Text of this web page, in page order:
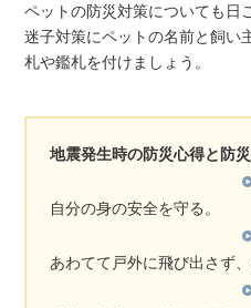
ペットの防災対策についても日
迷子対策にペットの名前と飼い
札や鑑札を付けましょう。
地震発生時の防災心得と防
自分の身の安全を守る。
あわてて戸外に飛び出さず